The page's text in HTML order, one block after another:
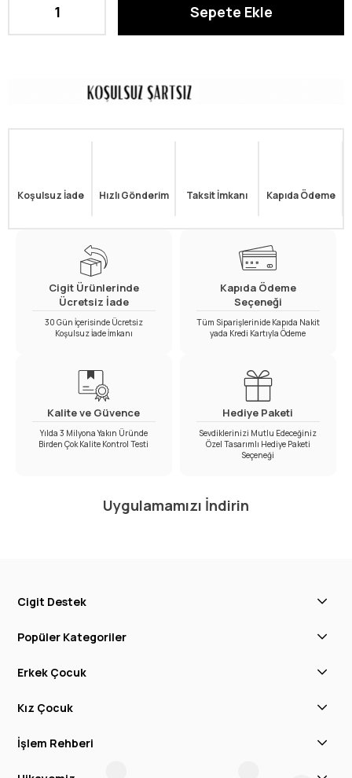
Koşulsuz İade Hızlı Gönderim Taksit İmkanı Kapıda Ödeme
Cigit Ürünlerinde
Ücretsiz İade
30 Gün İçerisinde Ücretsiz
Koşulsuz İade İmkanı
Kapıda Ödeme
Seçeneği
Tüm Siparişlerinide Kapıda Nakit
yada Kredi Kartıyla Ödeme
Kalite ve Güvence
Yılda 3 Milyona Yakın Üründe
Birden Çok Kalite Kontrol Testi
Hediye Paketi
Sevdiklerinizi Mutlu Edeceğiniz
Özel Tasarımlı Hediye Paketi
Seçeneği
Uygulamamızı İndirin
Cigit Destek
Popüler Kategoriler
Erkek Çocuk
Kız Çocuk
İşlem Rehberi